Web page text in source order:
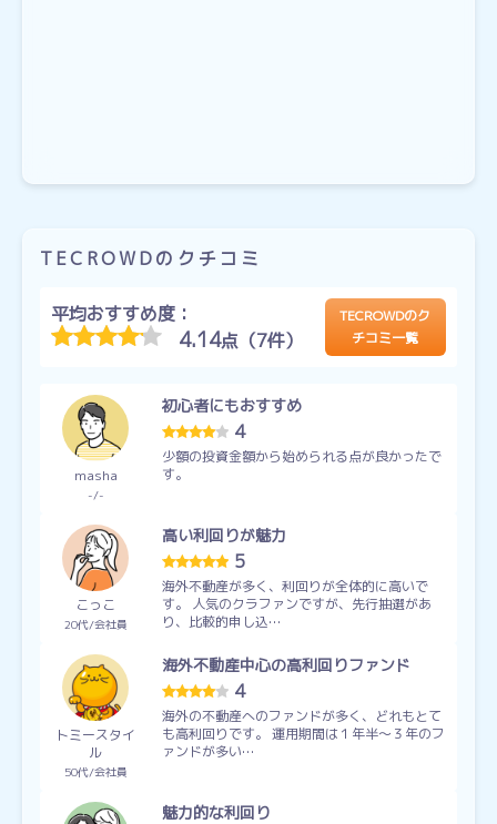
TECROWDのクチコミ
平均おすすめ度：
4.14点（7件）
TECROWDのク
チコミ一覧
masha
- -
初心者にもおすすめ
4
少額の投資金額から始められる点が良かったで
す。
こっこ
20代 会社員
高い利回りが魅力
5
海外不動産が多く、利回りが全体的に高いで
す。 人気のクラファンですが、先行抽選があ
り、比較的申し込…
トミースタイ
ル
50代 会社員
海外不動産中心の高利回りファンド
4
海外の不動産へのファンドが多く、どれもとて
も高利回りです。 運用期間は１年半～３年のフ
ァンドが多い…
魅力的な利回り